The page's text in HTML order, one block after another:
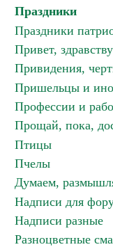
Праздники
Праздники
Привет,
Привидения,
Пришельцы и
Профессии и
Прощай, пока,
Птицы
Пчелы
Думаем,
Надписи для
Надписи разные
Разноцветные